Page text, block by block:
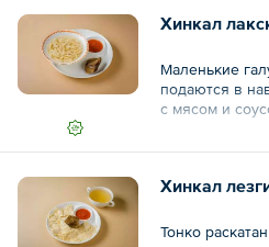
Хинкал
Маленькие
подаются в
с мясом и
Общий вес –
Хинкал
Тонко